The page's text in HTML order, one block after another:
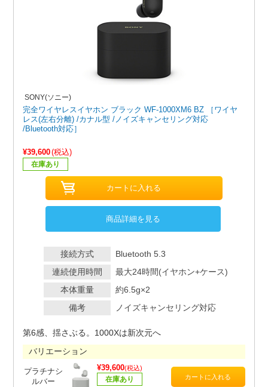
SONY(ソニー)
完全ワイヤレスイヤホン ブラック WF-1000XM6 BZ ［ワイヤ
レス(左右分離) /カナル型 /ノイズキャンセリング対応
/Bluetooth対応］
¥39,600(税込)
在庫あり
商品詳細を見る
接続方式
Bluetooth 5.3
連続使用時間
最大24時間(イヤホン+ケース)
本体重量
約6.5g×2
備考
ノイズキャンセリング対応
第6感、揺さぶる。1000Xは新次元へ
バリエーション
プラチナシ
ルバー
¥39,600(税込)
在庫あり